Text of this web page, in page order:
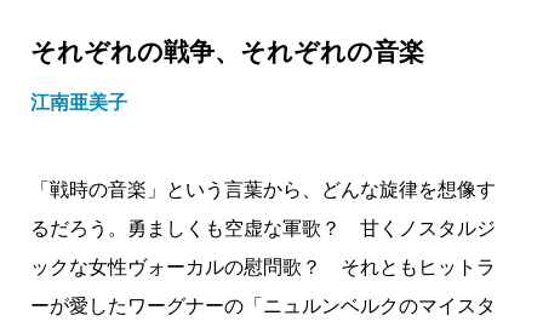
それぞれの戦争、それぞれの音楽
江南亜美子
「戦時の音楽」という言葉から、どんな旋律を想像す
るだろう。勇ましくも空虚な軍歌？ 甘くノスタルジ
ックな女性ヴォーカルの慰問歌？ それともヒットラ
ーが愛したワーグナーの「ニュルンベルクのマイスタ